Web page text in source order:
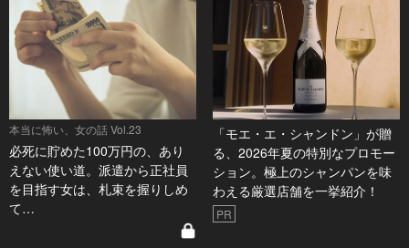
本当に怖い、女の話 Vol.23
必死に貯めた100万円の、あり
えない使い道。派遣から正社員
を目指す女は、札束を握りしめ
て…
「モエ・エ・シャンドン」が贈
る、2026年夏の特別なプロモー
ション。極上のシャンパンを味
わえる厳選店舗を一挙紹介！
PR